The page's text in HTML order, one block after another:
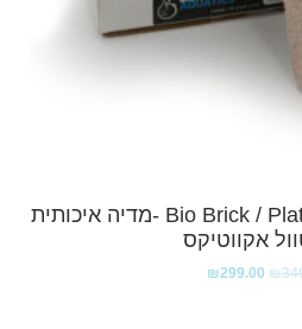
Bio Brick / Plate Brightwell Aquatics -מדיה איכותית
אקווטיקס
₪
₪299.00